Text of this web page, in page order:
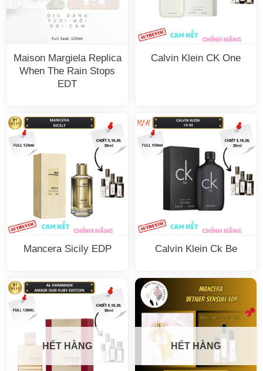
Maison Margiela Replica
When The Rain Stops
EDT
Calvin Klein CK One
Mancera Sicily EDP Calvin Klein Ck Be
HẾT HÀNG HẾT HÀNG